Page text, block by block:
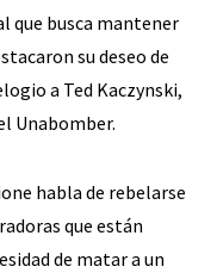
que busca mantener
su deseo de
a Ted Kaczynski,
Unabomber.
habla de rebelarse
que están
de matar a un